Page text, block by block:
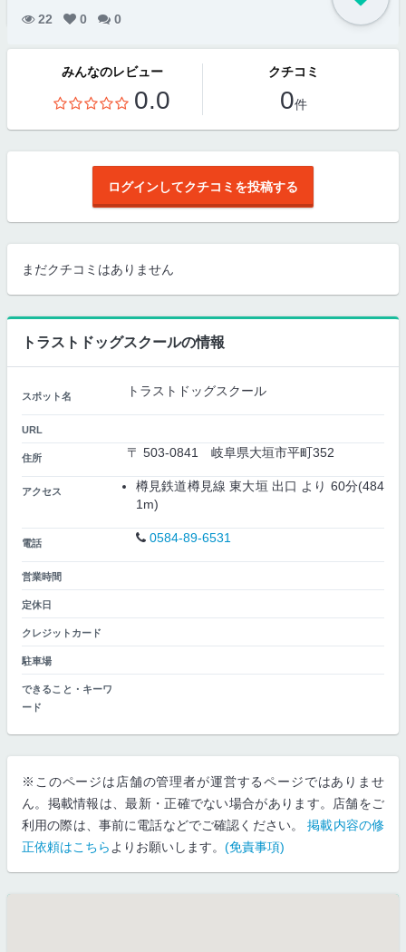
22 0 0
みんなのレビュー
0.0
クチコミ
0件
ログインしてクチコミを投稿する
まだクチコミはありません
トラストドッグスクールの情報
スポット名 トラストドッグスクール
URL
住所 〒 503-0841 岐阜県大垣市平町352
アクセス
樽見鉄道樽見線 東大垣 出口 より 60分(484
1m)
電話 0584-89-6531
営業時間
定休日
クレジットカード
駐車場
できること・キーワ
ード
※このページは店舗の管理者が運営するページではありませ
ん。掲載情報は、最新・正確でない場合があります。店舗をご
利用の際は、事前に電話などでご確認ください。掲載内容の修
正依頼はこちら よりお願いします。 (免責事項)